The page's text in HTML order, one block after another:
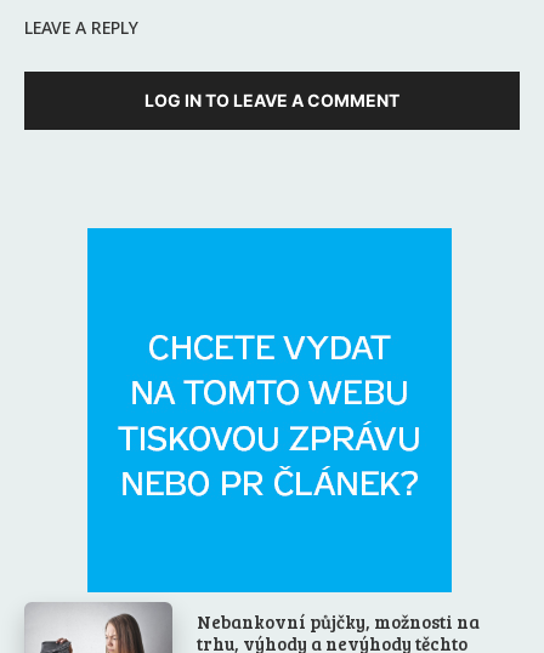
LEAVE A REPLY
LOG IN TO LEAVE A COMMENT
Nebankovní půjčky, možnosti na
trhu, výhody a nevýhody těchto